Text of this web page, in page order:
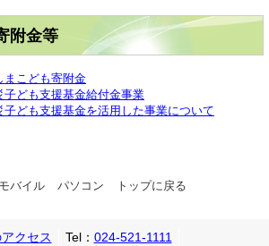
附金等
まこども寄附金
子ども支援基金給付金事業
ども支援基金を活用した事業について
モバイル パソコン トップに戻る
クセス Tel： 024-521-1111